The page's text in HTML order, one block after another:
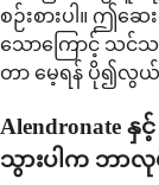
စဉ်းစားပါ။ ဤ
သောကြောင့် သင်
တာ မေ့ရန် ပို၍လွ
Alendronate
သွားပါက ဘာ